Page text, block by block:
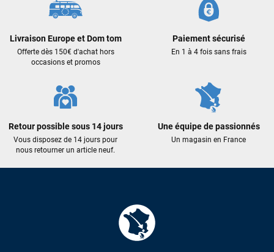
Livraison Europe et Dom tom
Offerte dès 150€ d'achat hors
occasions et promos
Paiement sécurisé
En 1 à 4 fois sans frais
Retour possible sous 14 jours
Vous disposez de 14 jours pour
nous retourner un article neuf.
Une équipe de passionnés
Un magasin en France
Excellent conseil excellent prix et en plus super sympas. Merci
Maronui RICHMOND
L'envoi a été rapide. La voile est arrivée en super état.
Mauruuru roa.
VOIR TOUS LES AVIS